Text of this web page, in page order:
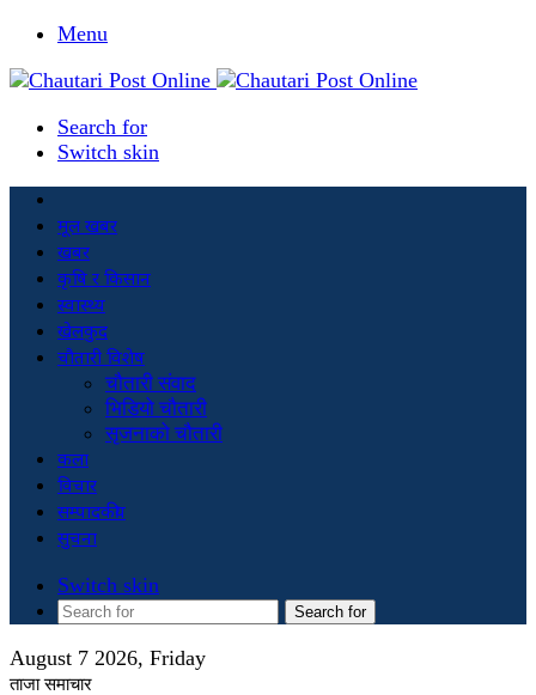
Menu
Search for
Switch skin
मूल खबर
खबर
कृषि र किसान
स्वास्थ्य
खेलकुद
चौतारी विशेष
चौतारी संवाद
भिडियो चौतारी
सृजनाको चौतारी
कला
विचार
सम्पादकीय
सुचना
Switch skin
Search for
August 7 2026, Friday
ताजा समाचार